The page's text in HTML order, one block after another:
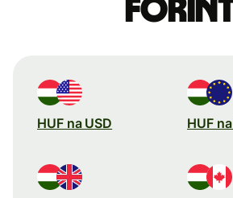
HUF na USD HUF